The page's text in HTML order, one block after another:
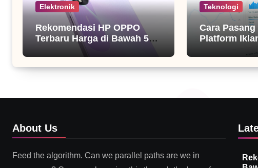
Elektronik
Rekomendasi HP OPPO
Terbaru Harga di Bawah 5
Teknologi
Cara
Platform
About Us
Feed the algorithm. Can we parallel paths are we in